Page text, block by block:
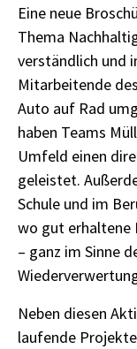
Eine neue
Thema
verständlich und
Mitarbeitende
Auto auf Rad
haben Teams
Umfeld einen
geleistet.
Schule und im
wo gut erhaltene
– ganz im Sinne
Neben diesen
laufende